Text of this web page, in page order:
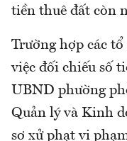
tiền thuê đất còn
Trường hợp các
việc đối chiếu số
UBND phường
Quản lý và Kinh
sơ xử phạt vi